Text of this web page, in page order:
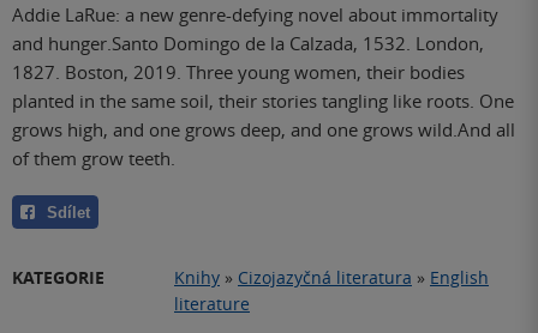
Addie LaRue: a new genre-defying novel about immortality
and hunger.Santo Domingo de la Calzada, 1532. London,
1827. Boston, 2019. Three young women, their bodies
planted in the same soil, their stories tangling like roots. One
grows high, and one grows deep, and one grows wild.And all
of them grow teeth.
Sdílet
KATEGORIE Knihy » Cizojazyčná literatura » English
literature